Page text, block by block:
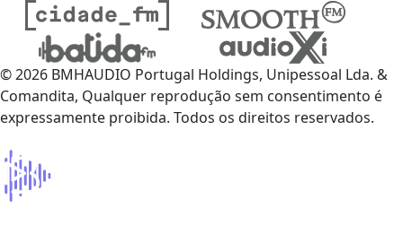
© 2026 BMHAUDIO Portugal Holdings, Unipessoal Lda. &
Comandita, Qualquer reprodução sem consentimento é
expressamente proibida. Todos os direitos reservados.